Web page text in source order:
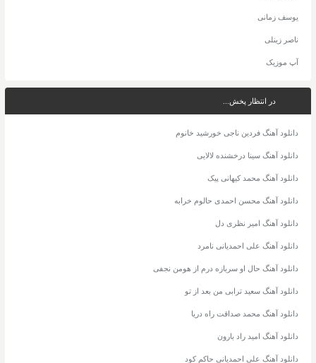
یوسف زمانی
ناصر زینلی
آپ موزیک
در انتظار پخش...
دانلود آهنگ فردین ناجی خورشید خانوم
دانلود آهنگ سینا درخشنده لالایی
دانلود آهنگ محمد کیهانی پیک
دانلود آهنگ محسن احمدی حالوم خرابه
دانلود آهنگ امیر نظری دل
دانلود آهنگ علی احمدیانی نامرد
دانلود آهنگ حال او سربازه درم از هومن نجفی
دانلود آهنگ سعید ترابی من بعد از تو
دانلود آهنگ محمد صداقت راه دریا
دانلود آهنگ امید راد بارون
دانلود آهنگ علی احمدیانی حاکم کود